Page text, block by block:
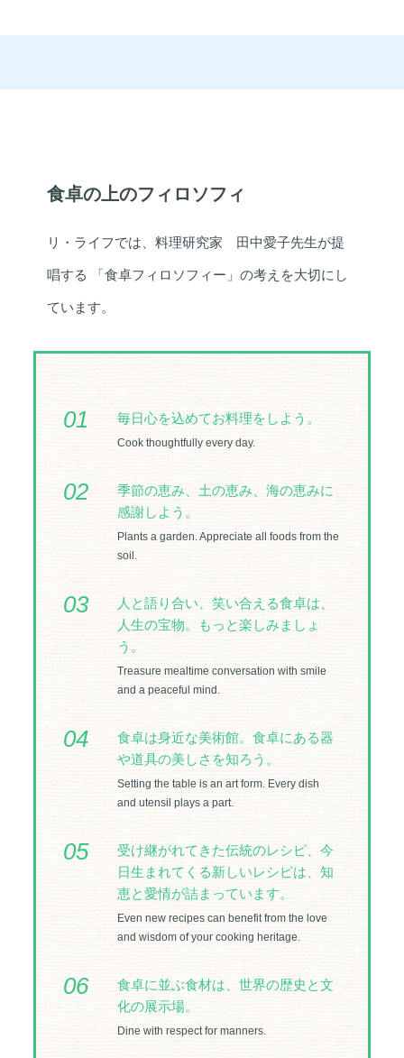
食卓の上のフィロソフィ
リ・ライフでは、料理研究家 田中愛子先生が提
唱する 「食卓フィロソフィー」の考えを大切にし
ています。
01 毎日心を込めてお料理をしよう。
Cook thoughtfully every day.
02
季節の恵み、土の恵み、海の恵みに
感謝しよう。
Plants a garden. Appreciate all foods from the
soil.
03
人と語り合い、笑い合える食卓は、
人生の宝物。もっと楽しみましょ
う。
Treasure mealtime conversation with smile
and a peaceful mind.
04
食卓は身近な美術館。食卓にある器
や道具の美しさを知ろう。
Setting the table is an art form. Every dish
and utensil plays a part.
05
受け継がれてきた伝統のレシピ、今
日生まれてくる新しいレシピは、知
恵と愛情が詰まっています。
Even new recipes can benefit from the love
and wisdom of your cooking heritage.
06
食卓に並ぶ食材は、世界の歴史と文
化の展示場。
Dine with respect for manners.